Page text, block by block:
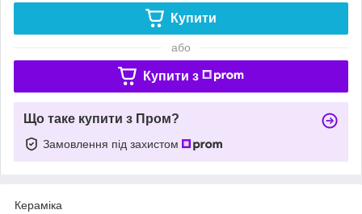
Купити
або
Купити з
Що таке купити з Пром?
Замовлення під захистом
Кераміка